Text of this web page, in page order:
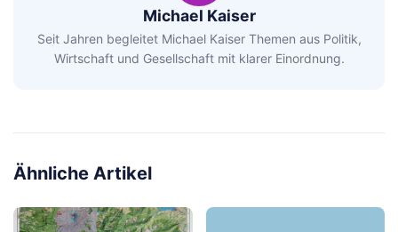
Michael Kaiser
Seit Jahren begleitet Michael Kaiser Themen aus Politik,
Wirtschaft und Gesellschaft mit klarer Einordnung.
Ähnliche Artikel